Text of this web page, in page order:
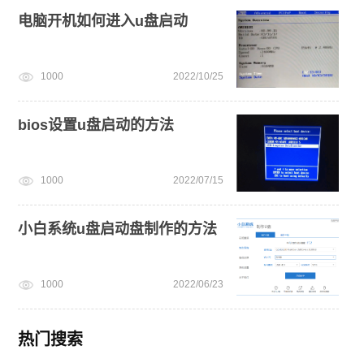
电脑开机如何进入u盘启动
1000 2022/10/25
bios设置u盘启动的方法
1000 2022/07/15
小白系统u盘启动盘制作的方法
1000 2022/06/23
热门搜索